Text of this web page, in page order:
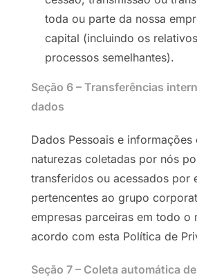
toda ou parte da nossa
capital (incluindo os
processos semelhantes).
Seção 6 – Transferências
dados
Dados Pessoais e informações
naturezas coletadas por nós
transferidos ou acessados por
pertencentes ao grupo
empresas parceiras em todo o
acordo com esta Política de
Seção 7 – Coleta automática